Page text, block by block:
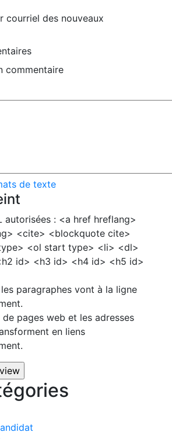
courriel des nouveaux
commentaire
de texte
autorisées : <a href hreflang>
<cite> <blockquote cite>
<ol start type> <li> <dl>
id> <h3 id> <h4 id> <h5 id>
paragraphes vont à la ligne
de pages web et les adresses
en liens